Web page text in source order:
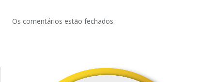
Os comentários estão fechados.